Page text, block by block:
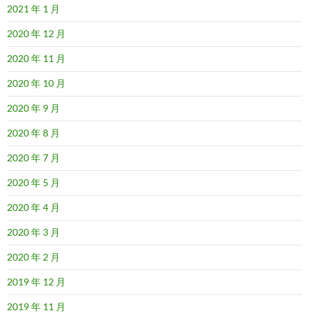
2021 年 1 月
2020 年 12 月
2020 年 11 月
2020 年 10 月
2020 年 9 月
2020 年 8 月
2020 年 7 月
2020 年 5 月
2020 年 4 月
2020 年 3 月
2020 年 2 月
2019 年 12 月
2019 年 11 月